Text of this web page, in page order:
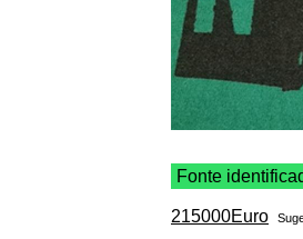
Fonte
215000Euro